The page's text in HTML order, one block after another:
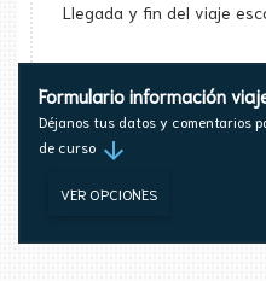
Llegada y fin del viaje
Formulario información
Déjanos tus datos y comentarios
de curso arrow_downward
VER OPCIONES